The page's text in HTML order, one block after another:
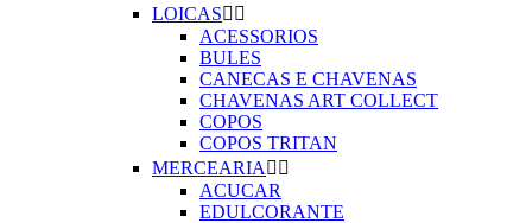
LOICAS 
ACESSORIOS
BULES
CANECAS E CHAVENAS
CHAVENAS ART COLLECT
COPOS
COPOS TRITAN
MERCEARIA  
ACUCAR
EDULCORANTE